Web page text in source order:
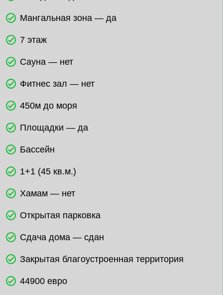
Мангальная зона — да
7 этаж
Сауна — нет
Фитнес зал — нет
450м до моря
Площадки — да
Бассейн
1+1 (45 кв.м.)
Хамам — нет
Открытая парковка
Сдача дома — сдан
Закрытая благоустроенная территория
44900 евро